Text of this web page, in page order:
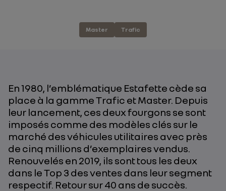
Master Trafic
En 1980, l’emblématique Estafette cède sa
place à la gamme Trafic et Master. Depuis
leur lancement, ces deux fourgons se sont
imposés comme des modèles clés sur le
marché des véhicules utilitaires avec près
de cinq millions d’exemplaires vendus.
Renouvelés en 2019, ils sont tous les deux
dans le Top 3 des ventes dans leur segment
respectif. Retour sur 40 ans de succès.